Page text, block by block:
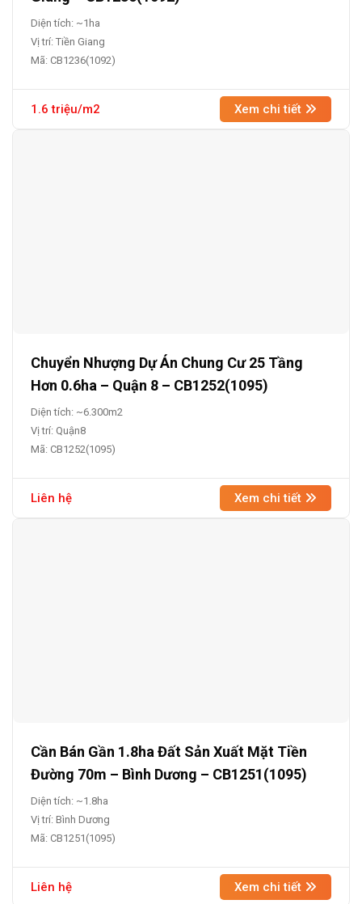
Diện tích: ~1ha
Vị trí: Tiền Giang
Mã: CB1236(1092)
1.6 triệu/m2 Xem chi tiết
Chuyển Nhượng Dự Án Chung Cư 25 Tầng
Hơn 0.6ha – Quận 8 – CB1252(1095)
Diện tích: ~6.300m2
Vị trí: Quận8
Mã: CB1252(1095)
Liên hệ Xem chi tiết
Cần Bán Gần 1.8ha Đất Sản Xuất Mặt Tiền
Đường 70m – Bình Dương – CB1251(1095)
Diện tích: ~1.8ha
Vị trí: Bình Dương
Mã: CB1251(1095)
Liên hệ Xem chi tiết